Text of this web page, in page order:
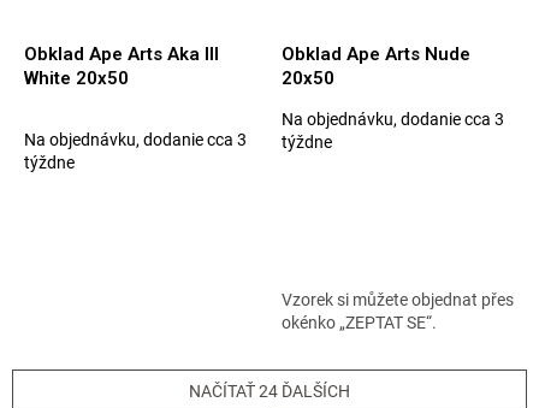
Obklad Ape Arts Aka III
White 20x50
Na objednávku, dodanie cca 3
týždne
Obklad Ape Arts Nude
20x50
Priemerné
hodnotenie
hviezdičiek.
Na objednávku, dodanie cca 3
týždne
Vzorek si můžete objednat přes
okénko „ZEPTAT SE“.
NAČÍTAŤ 24 ĎALŠÍCH